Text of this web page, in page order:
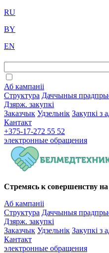
RU
BY
EN
Аб кампаніі
Структура Даччыныя
Дзярж. закупкі
Заказчык Удзельнік Закупкі з
Кантакт
+375-17-272 55 52
электронные обращения
Стремясь к совершенству
Аб кампаніі
Структура Даччыныя
Дзярж. закупкі
Заказчык Удзельнік Закупкі з
Кантакт
электронные обращения